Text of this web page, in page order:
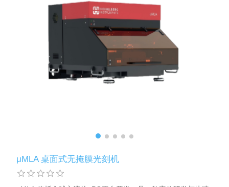
μMLA 桌面式无掩膜光刻机